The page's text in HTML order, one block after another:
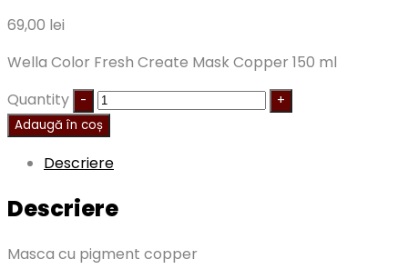
69,00 lei
Wella Color Fresh Create Mask Copper 150 ml
Quantity
Adaugă în coș
Descriere
Descriere
Masca cu pigment copper